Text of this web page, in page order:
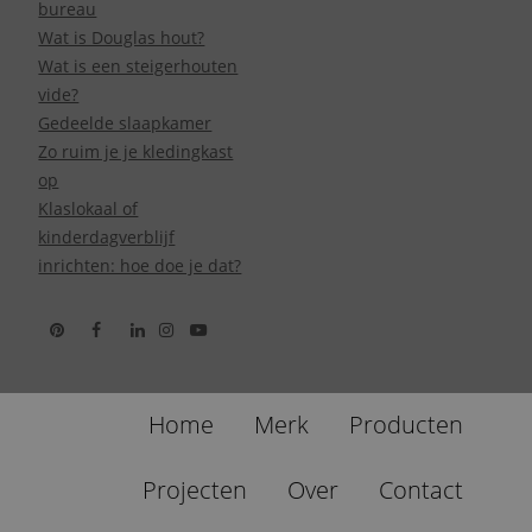
bureau
Wat is Douglas hout?
Wat is een steigerhouten
vide?
Gedeelde slaapkamer
Zo ruim je je kledingkast
op
Klaslokaal of
kinderdagverblijf
inrichten: hoe doe je dat?
Home Merk Producten
Projecten Over Contact